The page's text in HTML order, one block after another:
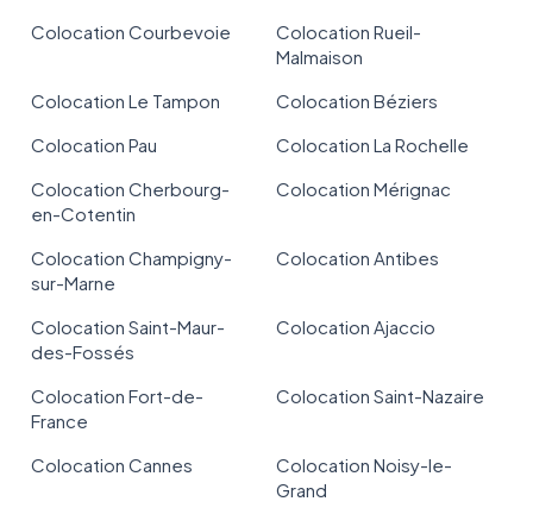
Colocation Courbevoie
Colocation Rueil-
Malmaison
Colocation Le Tampon
Colocation Béziers
Colocation Pau
Colocation La Rochelle
Colocation Cherbourg-
en-Cotentin
Colocation Mérignac
Colocation Champigny-
sur-Marne
Colocation Antibes
Colocation Saint-Maur-
des-Fossés
Colocation Ajaccio
Colocation Fort-de-
France
Colocation Saint-Nazaire
Colocation Cannes
Colocation Noisy-le-
Grand